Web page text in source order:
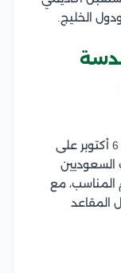
الخليج.
تفتح أبواب القبول بكلية الهندسة جامعة 6 أكتوبر على
السعوديين
المناسب، مع
المقاعد